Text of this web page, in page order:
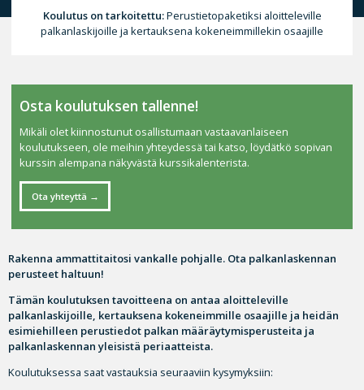
Koulutus on tarkoitettu:Perustietopaketiksi aloitteleville
palkanlaskijoille ja kertauksena kokeneimmillekin osaajille
Rakenna ammattitaitosi vankalle pohjalle. Ota palkanlaskennan
perusteet haltuun!
Tämän koulutuksen tavoitteena on antaa aloitteleville
palkanlaskijoille, kertauksena kokeneimmille osaajille ja heidän
esimiehilleen perustiedot palkan määräytymisperusteita ja
palkanlaskennan yleisistä periaatteista.
Koulutuksessa saat vastauksia seuraaviin kysymyksiin:
Osta koulutuksen tallenne!
Mikäli olet kiinnostunut osallistumaan vastaavanlaiseen
koulutukseen, ole meihin yhteydessä tai katso, löydätkö sopivan
kurssin alempana näkyvästä kurssikalenterista.
Ota yhteyttä